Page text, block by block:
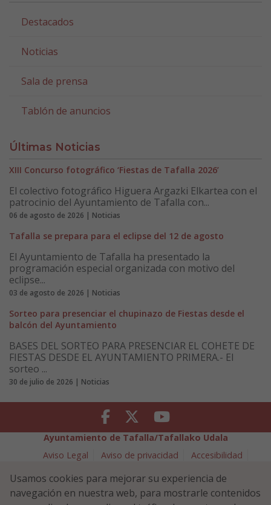
Destacados
Noticias
Sala de prensa
Tablón de anuncios
Últimas Noticias
XIII Concurso fotográfico ‘Fiestas de Tafalla 2026’
El colectivo fotográfico Higuera Argazki Elkartea con el
patrocinio del Ayuntamiento de Tafalla con...
06 de agosto de 2026 | Noticias
Tafalla se prepara para el eclipse del 12 de agosto
El Ayuntamiento de Tafalla ha presentado la
programación especial organizada con motivo del
eclipse...
03 de agosto de 2026 | Noticias
Sorteo para presenciar el chupinazo de Fiestas desde el
balcón del Ayuntamiento
BASES DEL SORTEO PARA PRESENCIAR EL COHETE DE
FIESTAS DESDE EL AYUNTAMIENTO PRIMERA.- El
sorteo ...
30 de julio de 2026 | Noticias
Facebook Twitter Youtube
Ayuntamiento de Tafalla/Tafallako Udala
Aviso Legal
Aviso de privacidad
Accesibilidad
Política de Seguridad de la Información
Plaza Navarra 5 - 31300 Tafalla (NAVARRA)
948 70 18 11
Usamos cookies para mejorar su experiencia de
navegación en nuestra web, para mostrarle contenidos